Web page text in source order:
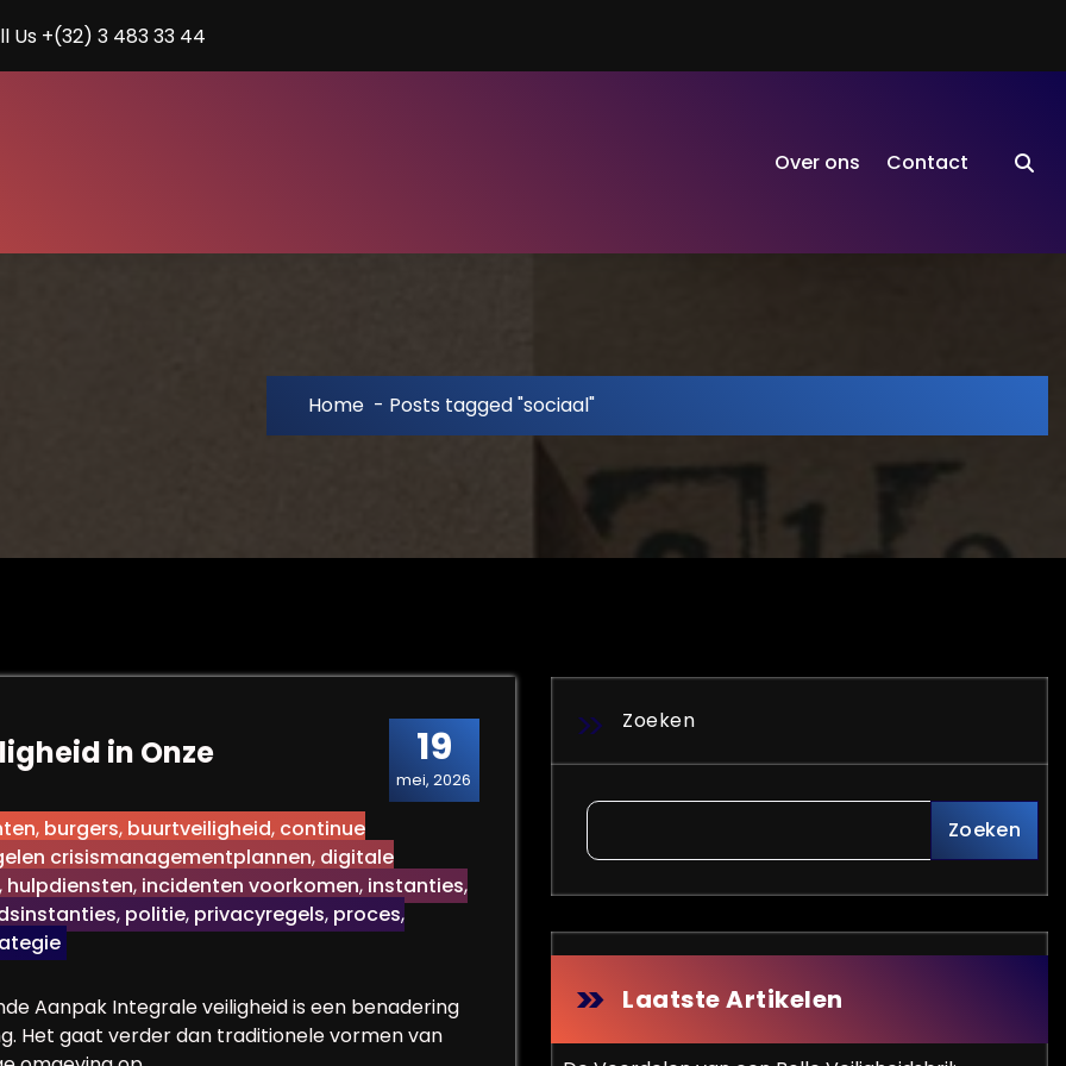
Us +(32) 3 483 33 44
Over ons Contact
Home - Posts tagged "sociaal"
19
mei, 2026
in Onze
, burgers, buurtveiligheid, continue
crisismanagementplannen, digitale
, hulpdiensten, incidenten voorkomen, instanties,
, politie, privacyregels, proces,
Aanpak Integrale veiligheid is een benadering
Het gaat verder dan traditionele vormen van
Zoeken
Zoeken
Laatste Artikelen